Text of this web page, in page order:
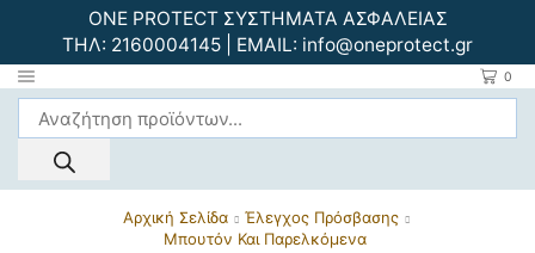
ONE PROTECT ΣΥΣΤΗΜΑΤΑ ΑΣΦΑΛΕΙΑΣ
ΤΗΛ: 2160004145 | EMAIL: info@oneprotect.gr
0
Αρχική Σελίδα
Έλεγχος Πρόσβασης
Mπουτόν Και Παρελκόμενα